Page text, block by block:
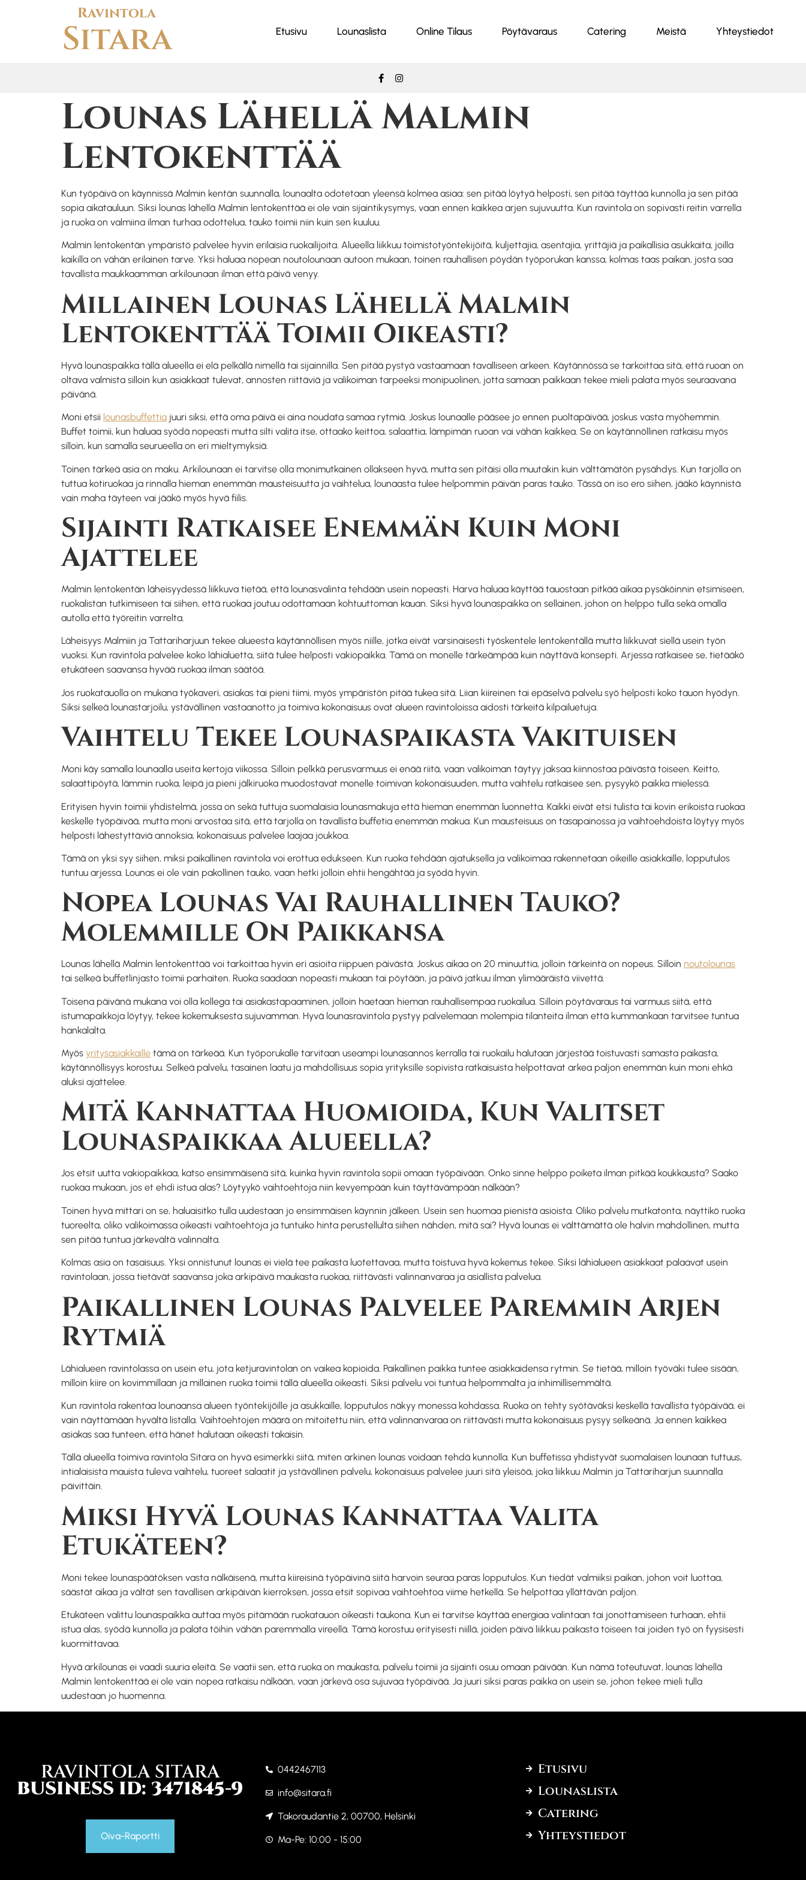
Ravintola
Sitara Etusivu Lounaslista Online Tilaus Pöytävaraus Catering Meistä Yhteystiedot
Lounas Lähellä Malmin
Lentokenttää
Kun työpäivä on käynnissä Malmin kentän suunnalla, lounaalta odotetaan yleensä kolmea asiaa: sen pitää löytyä helposti, sen pitää täyttää kunnolla ja sen pitää
sopia aikatauluun. Siksi lounas lähellä Malmin lentokenttää ei ole vain sijaintikysymys, vaan ennen kaikkea arjen sujuvuutta. Kun ravintola on sopivasti reitin varrella
ja ruoka on valmiina ilman turhaa odottelua, tauko toimii niin kuin sen kuuluu.
Malmin lentokentän ympäristö palvelee hyvin erilaisia ruokailijoita. Alueella liikkuu toimistotyöntekijöitä, kuljettajia, asentajia, yrittäjiä ja paikallisia asukkaita, joilla
kaikilla on vähän erilainen tarve. Yksi haluaa nopean noutolounaan autoon mukaan, toinen rauhallisen pöydän työporukan kanssa, kolmas taas paikan, josta saa
tavallista maukkaamman arkilounaan ilman että päivä venyy.
Millainen Lounas Lähellä Malmin
Lentokenttää Toimii Oikeasti?
Hyvä lounaspaikka tällä alueella ei elä pelkällä nimellä tai sijainnilla. Sen pitää pystyä vastaamaan tavalliseen arkeen. Käytännössä se tarkoittaa sitä, että ruoan on
oltava valmista silloin kun asiakkaat tulevat, annosten riittäviä ja valikoiman tarpeeksi monipuolinen, jotta samaan paikkaan tekee mieli palata myös seuraavana
päivänä.
Moni etsii lounasbuffettia juuri siksi, että oma päivä ei aina noudata samaa rytmiä. Joskus lounaalle pääsee jo ennen puoltapäivää, joskus vasta myöhemmin.
Buffet toimii, kun haluaa syödä nopeasti mutta silti valita itse, ottaako keittoa, salaattia, lämpimän ruoan vai vähän kaikkea. Se on käytännöllinen ratkaisu myös
silloin, kun samalla seurueella on eri mieltymyksiä.
Toinen tärkeä asia on maku. Arkilounaan ei tarvitse olla monimutkainen ollakseen hyvä, mutta sen pitäisi olla muutakin kuin välttämätön pysähdys. Kun tarjolla on
tuttua kotiruokaa ja rinnalla hieman enemmän mausteisuutta ja vaihtelua, lounaasta tulee helpommin päivän paras tauko. Tässä on iso ero siihen, jääkö käynnistä
vain maha täyteen vai jääkö myös hyvä fiilis.
Sijainti Ratkaisee Enemmän Kuin Moni
Ajattelee
Malmin lentokentän läheisyydessä liikkuva tietää, että lounasvalinta tehdään usein nopeasti. Harva haluaa käyttää tauostaan pitkää aikaa pysäköinnin etsimiseen,
ruokalistan tutkimiseen tai siihen, että ruokaa joutuu odottamaan kohtuuttoman kauan. Siksi hyvä lounaspaikka on sellainen, johon on helppo tulla sekä omalla
autolla että työreitin varrelta.
Läheisyys Malmiin ja Tattariharjuun tekee alueesta käytännöllisen myös niille, jotka eivät varsinaisesti työskentele lentokentällä mutta liikkuvat siellä usein työn
vuoksi. Kun ravintola palvelee koko lähialuetta, siitä tulee helposti vakiopaikka. Tämä on monelle tärkeämpää kuin näyttävä konsepti. Arjessa ratkaisee se, tietääkö
etukäteen saavansa hyvää ruokaa ilman säätöä.
Jos ruokatauolla on mukana työkaveri, asiakas tai pieni tiimi, myös ympäristön pitää tukea sitä. Liian kiireinen tai epäselvä palvelu syö helposti koko tauon hyödyn.
Siksi selkeä lounastarjoilu, ystävällinen vastaanotto ja toimiva kokonaisuus ovat alueen ravintoloissa aidosti tärkeitä kilpailuetuja.
Vaihtelu Tekee Lounaspaikasta Vakituisen
Moni käy samalla lounaalla useita kertoja viikossa. Silloin pelkkä perusvarmuus ei enää riitä, vaan valikoiman täytyy jaksaa kiinnostaa päivästä toiseen. Keitto,
salaattipöytä, lämmin ruoka, leipä ja pieni jälkiruoka muodostavat monelle toimivan kokonaisuuden, mutta vaihtelu ratkaisee sen, pysyykö paikka mielessä.
Erityisen hyvin toimii yhdistelmä, jossa on sekä tuttuja suomalaisia lounasmakuja että hieman enemmän luonnetta. Kaikki eivät etsi tulista tai kovin erikoista ruokaa
keskelle työpäivää, mutta moni arvostaa sitä, että tarjolla on tavallista buffetia enemmän makua. Kun mausteisuus on tasapainossa ja vaihtoehdoista löytyy myös
helposti lähestyttäviä annoksia, kokonaisuus palvelee laajaa joukkoa.
Tämä on yksi syy siihen, miksi paikallinen ravintola voi erottua edukseen. Kun ruoka tehdään ajatuksella ja valikoimaa rakennetaan oikeille asiakkaille, lopputulos
tuntuu arjessa. Lounas ei ole vain pakollinen tauko, vaan hetki jolloin ehtii hengähtää ja syödä hyvin.
Nopea Lounas Vai Rauhallinen Tauko?
Molemmille On Paikkansa
Lounas lähellä Malmin lentokenttää voi tarkoittaa hyvin eri asioita riippuen päivästä. Joskus aikaa on 20 minuuttia, jolloin tärkeintä on nopeus. Silloin noutolounas
tai selkeä buffetlinjasto toimii parhaiten. Ruoka saadaan nopeasti mukaan tai pöytään, ja päivä jatkuu ilman ylimääräistä viivettä.
Toisena päivänä mukana voi olla kollega tai asiakastapaaminen, jolloin haetaan hieman rauhallisempaa ruokailua. Silloin pöytävaraus tai varmuus siitä, että
istumapaikkoja löytyy, tekee kokemuksesta sujuvamman. Hyvä lounasravintola pystyy palvelemaan molempia tilanteita ilman että kummankaan tarvitsee tuntua
hankalalta.
Myös yritysasiakkaille tämä on tärkeää. Kun työporukalle tarvitaan useampi lounasannos kerralla tai ruokailu halutaan järjestää toistuvasti samasta paikasta,
käytännöllisyys korostuu. Selkeä palvelu, tasainen laatu ja mahdollisuus sopia yrityksille sopivista ratkaisuista helpottavat arkea paljon enemmän kuin moni ehkä
aluksi ajattelee.
Mitä Kannattaa Huomioida, Kun Valitset
Lounaspaikkaa Alueella?
Jos etsit uutta vakiopaikkaa, katso ensimmäisenä sitä, kuinka hyvin ravintola sopii omaan työpäivään. Onko sinne helppo poiketa ilman pitkää koukkausta? Saako
ruokaa mukaan, jos et ehdi istua alas? Löytyykö vaihtoehtoja niin kevyempään kuin täyttävämpään nälkään?
Toinen hyvä mittari on se, haluaisitko tulla uudestaan jo ensimmäisen käynnin jälkeen. Usein sen huomaa pienistä asioista. Oliko palvelu mutkatonta, näyttikö ruoka
tuoreelta, oliko valikoimassa oikeasti vaihtoehtoja ja tuntuiko hinta perustellulta siihen nähden, mitä sai? Hyvä lounas ei välttämättä ole halvin mahdollinen, mutta
sen pitää tuntua järkevältä valinnalta.
Kolmas asia on tasaisuus. Yksi onnistunut lounas ei vielä tee paikasta luotettavaa, mutta toistuva hyvä kokemus tekee. Siksi lähialueen asiakkaat palaavat usein
ravintolaan, jossa tietävät saavansa joka arkipäivä maukasta ruokaa, riittävästi valinnanvaraa ja asiallista palvelua.
Paikallinen Lounas Palvelee Paremmin Arjen
Rytmiä
Lähialueen ravintolassa on usein etu, jota ketjuravintolan on vaikea kopioida. Paikallinen paikka tuntee asiakkaidensa rytmin. Se tietää, milloin työväki tulee sisään,
milloin kiire on kovimmillaan ja millainen ruoka toimii tällä alueella oikeasti. Siksi palvelu voi tuntua helpommalta ja inhimillisemmältä.
Kun ravintola rakentaa lounaansa alueen työntekijöille ja asukkaille, lopputulos näkyy monessa kohdassa. Ruoka on tehty syötäväksi keskellä tavallista työpäivää, ei
vain näyttämään hyvältä listalla. Vaihtoehtojen määrä on mitoitettu niin, että valinnanvaraa on riittävästi mutta kokonaisuus pysyy selkeänä. Ja ennen kaikkea
asiakas saa tunteen, että hänet halutaan oikeasti takaisin.
Tällä alueella toimiva ravintola Sitara on hyvä esimerkki siitä, miten arkinen lounas voidaan tehdä kunnolla. Kun buffetissa yhdistyvät suomalaisen lounaan tuttuus,
intialaisista mauista tuleva vaihtelu, tuoreet salaatit ja ystävällinen palvelu, kokonaisuus palvelee juuri sitä yleisöä, joka liikkuu Malmin ja Tattariharjun suunnalla
päivittäin.
Miksi Hyvä Lounas Kannattaa Valita
Etukäteen?
Moni tekee lounaspäätöksen vasta nälkäisenä, mutta kiireisinä työpäivinä siitä harvoin seuraa paras lopputulos. Kun tiedät valmiiksi paikan, johon voit luottaa,
säästät aikaa ja vältät sen tavallisen arkipäivän kierroksen, jossa etsit sopivaa vaihtoehtoa viime hetkellä. Se helpottaa yllättävän paljon.
Etukäteen valittu lounaspaikka auttaa myös pitämään ruokatauon oikeasti taukona. Kun ei tarvitse käyttää energiaa valintaan tai jonottamiseen turhaan, ehtii
istua alas, syödä kunnolla ja palata töihin vähän paremmalla vireellä. Tämä korostuu erityisesti niillä, joiden päivä liikkuu paikasta toiseen tai joiden työ on fyysisesti
kuormittavaa.
Hyvä arkilounas ei vaadi suuria eleitä. Se vaatii sen, että ruoka on maukasta, palvelu toimii ja sijainti osuu omaan päivään. Kun nämä toteutuvat, lounas lähellä
Malmin lentokenttää ei ole vain nopea ratkaisu nälkään, vaan järkevä osa sujuvaa työpäivää. Ja juuri siksi paras paikka on usein se, johon tekee mieli tulla
uudestaan jo huomenna.
RAVINTOLA SITARA
BUSINESS ID: 3471845-9
Oiva-Raportti
0442467113
info@sitara.fi
Takoraudantie 2, 00700, Helsinki
Ma-Pe: 10:00 - 15:00
Etusivu
Lounaslista
Catering
Yhteystiedot